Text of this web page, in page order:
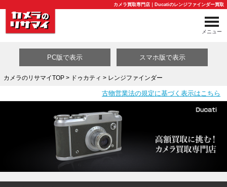
カメラ買取専門店｜Ducatiのレンジファインダー買取
メニュー
買取カテゴリ一覧
PC版で表示 スマホ版で表示
カメラのリサマイTOP> ドゥカティ > レンジファインダー
古物営業法の規定に基づく表示はこちら